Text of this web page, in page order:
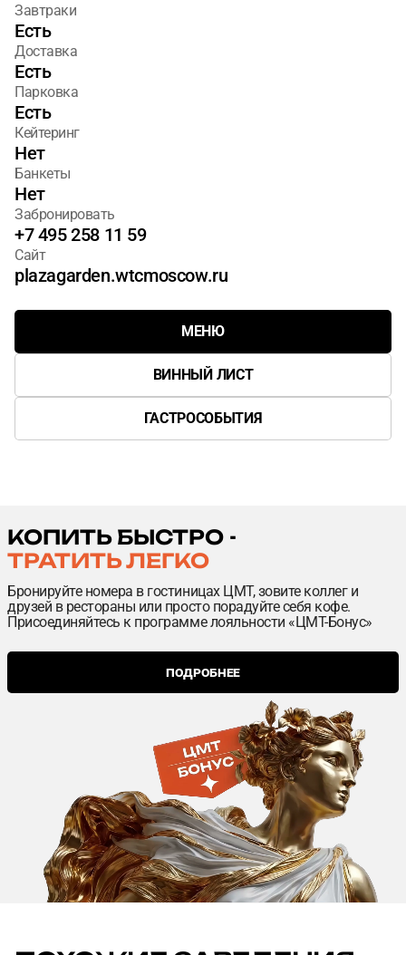
Завтраки
Есть
Доставка
Есть
Парковка
Есть
Кейтеринг
Нет
Банкеты
Нет
Забронировать
+7 495 258 11 59
Сайт
plazagarden.wtcmoscow.ru
МЕНЮ
ВИННЫЙ ЛИСТ
ГАСТРОСОБЫТИЯ
КОПИТЬ БЫСТРО -
ТРАТИТЬ ЛЕГКО
Бронируйте номера в гостиницах ЦМТ, зовите коллег и
друзей в рестораны или просто порадуйте себя кофе.
Присоединяйтесь к программе лояльности «ЦМТ-Бонус»
ПОДРОБНЕЕ